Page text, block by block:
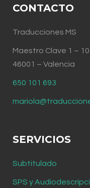
CONTACTO
Traducciones MS
Maestro Clave 1 – 10
46001 – Valencia
650 101 693
SERVICIOS
Subtitulado
SPS y